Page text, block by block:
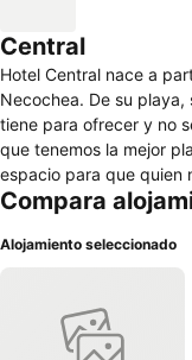
Central
Hotel Central nace a
Necochea. De su
tiene para ofrecer y no se
que tenemos la mejor
espacio para que quien
pueda sentirse como en casa por
300 de la peatonal 83 . Proponemos un ambiente familiar, cómodo y
mejor atención. El hotel cuenta con 24 habitaciones con baño
privado para dos, tres
Compara
Alojamiento seleccionado